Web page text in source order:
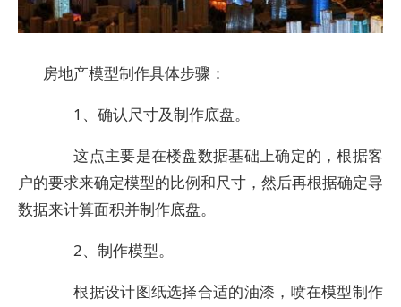
房地产模型制作具体步骤：
1、确认尺寸及制作底盘。
这点主要是在楼盘数据基础上确定的，根据客
户的要求来确定模型的比例和尺寸，然后再根据确定导
数据来计算面积并制作底盘。
2、制作模型。
根据设计图纸选择合适的油漆，喷在模型制作